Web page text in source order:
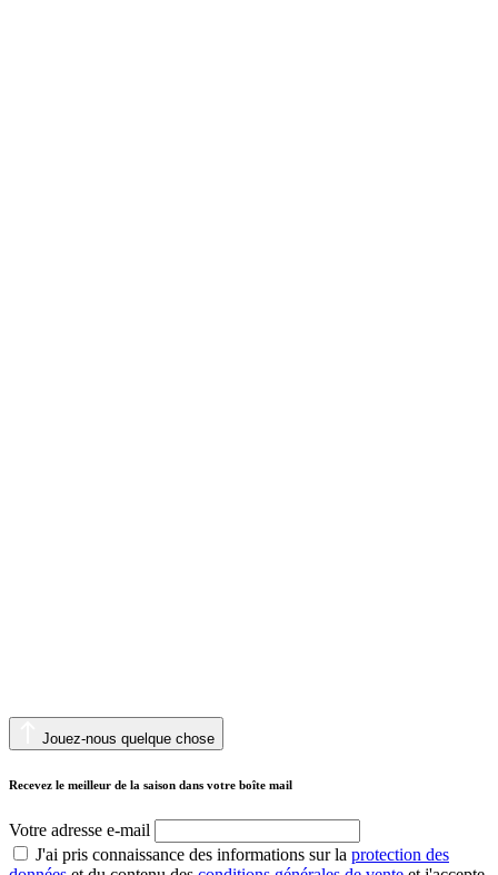
Jouez-nous quelque chose
Recevez le meilleur de la saison dans votre boîte mail
Votre adresse e-mail
J'ai pris connaissance des informations sur la protection des